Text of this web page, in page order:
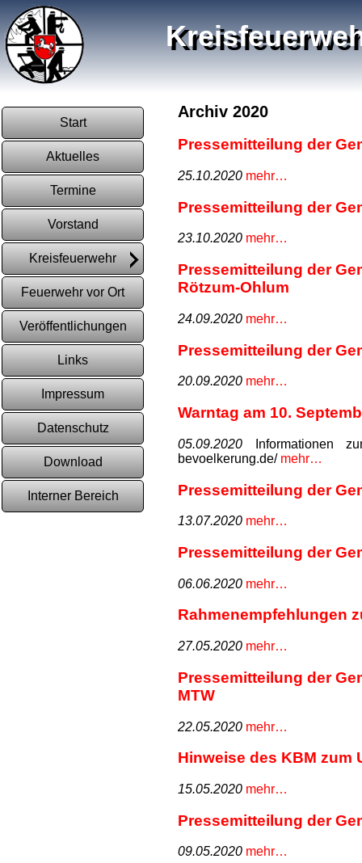
Start
Aktuelles
Termine
Vorstand
Kreisfeuerwehr
Feuerwehr vor Ort
Veröffentlichungen
Links
Impressum
Datenschutz
Download
Interner Bereich
Archiv 2020
Pressemitteilung der
25.10.2020 mehr…
Pressemitteilung der
23.10.2020 mehr…
Pressemitteilung der
Rötzum-Ohlum
24.09.2020 mehr…
Pressemitteilung der
20.09.2020 mehr…
Warntag am 10.
05.09.2020 Informationen
bevoelkerung.de/ mehr…
Pressemitteilung der
13.07.2020 mehr…
Pressemitteilung der
06.06.2020 mehr…
Rahmenempfehlungen
27.05.2020 mehr…
Pressemitteilung der
MTW
22.05.2020 mehr…
Hinweise des KBM zum
15.05.2020 mehr…
Pressemitteilung der
09.05.2020 mehr…